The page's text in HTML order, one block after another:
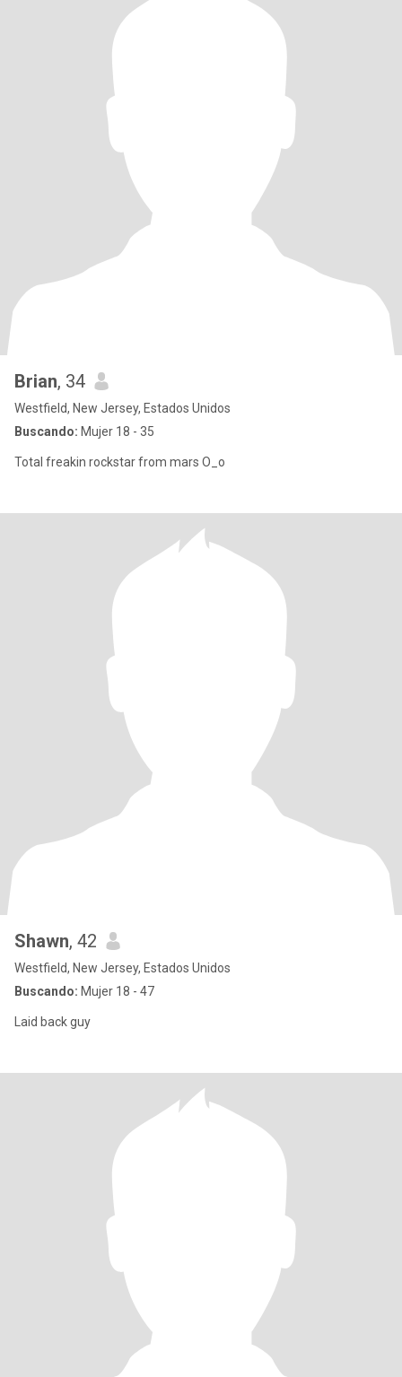
Brian, 34
Westfield, New Jersey, Estados Unidos
Buscando: Mujer 18 - 35
Total freakin rockstar from mars O_o
Shawn, 42
Westfield, New Jersey, Estados Unidos
Buscando: Mujer 18 - 47
Laid back guy